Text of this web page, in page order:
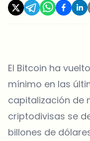
El Bitcoin ha
mínimo en las
capitalización de
criptodivisas se
billones de